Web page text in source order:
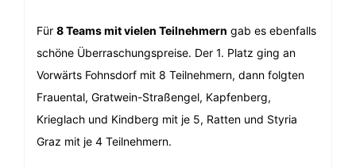
Für 8 Teams mit vielen Teilnehmern gab es ebenfalls
schöne Überraschungspreise. Der 1. Platz ging an
Vorwärts Fohnsdorf mit 8 Teilnehmern, dann folgten
Frauental, Gratwein-Straßengel, Kapfenberg,
Krieglach und Kindberg mit je 5, Ratten und Styria
Graz mit je 4 Teilnehmern.